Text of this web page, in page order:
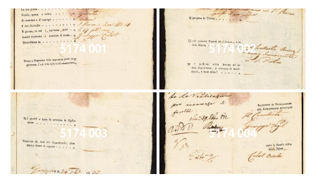
5174 001 5174 002
5174 003 5174 004